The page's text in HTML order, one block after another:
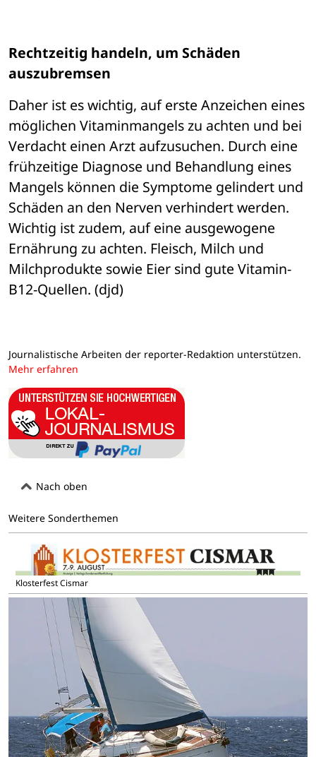
Rechtzeitig handeln, um Schäden
auszubremsen
Daher ist es wichtig, auf erste Anzeichen eines
möglichen Vitaminmangels zu achten und bei
Verdacht einen Arzt aufzusuchen. Durch eine
frühzeitige Diagnose und Behandlung eines
Mangels können die Symptome gelindert und
Schäden an den Nerven verhindert werden.
Wichtig ist zudem, auf eine ausgewogene
Ernährung zu achten. Fleisch, Milch und
Milchprodukte sowie Eier sind gute Vitamin-
B12-Quellen. (djd)
Journalistische Arbeiten der reporter-Redaktion unterstützen.
Mehr erfahren
Nach oben
Weitere Sonderthemen
Klosterfest Cismar